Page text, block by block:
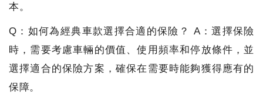
本。
Q：如何為經典車款選擇合適的保險？ A：選擇保險
時，需要考慮車輛的價值、使用頻率和停放條件，並
選擇適合的保險方案，確保在需要時能夠獲得應有的
保障。